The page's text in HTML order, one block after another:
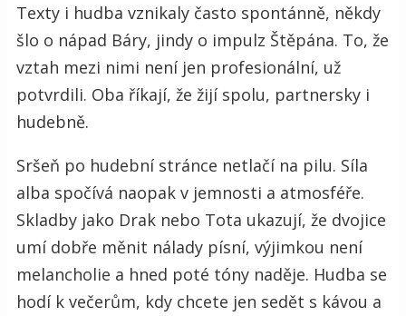
Texty i hudba vznikaly často spontánně, někdy
šlo o nápad Báry, jindy o impulz Štěpána. To, že
vztah mezi nimi není jen profesionální, už
potvrdili. Oba říkají, že žijí spolu, partnersky i
hudebně.
Sršeň po hudební stránce netlačí na pilu. Síla
alba spočívá naopak v jemnosti a atmosféře.
Skladby jako Drak nebo Tota ukazují, že dvojice
umí dobře měnit nálady písní, výjimkou není
melancholie a hned poté tóny naděje. Hudba se
hodí k večerům, kdy chcete jen sedět s kávou a